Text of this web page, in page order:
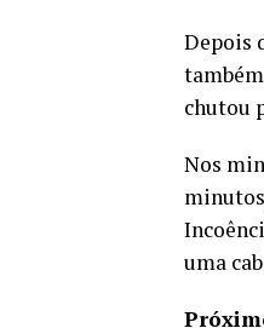
Depois
chutou
Nos
uma